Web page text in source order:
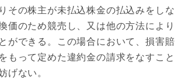
その株主が未払込株金の払込みをしな
価のため競売し、又は他の方法により
ができる。この場合において、損害賠
もって定めた違約金の請求をなすこと
げない。